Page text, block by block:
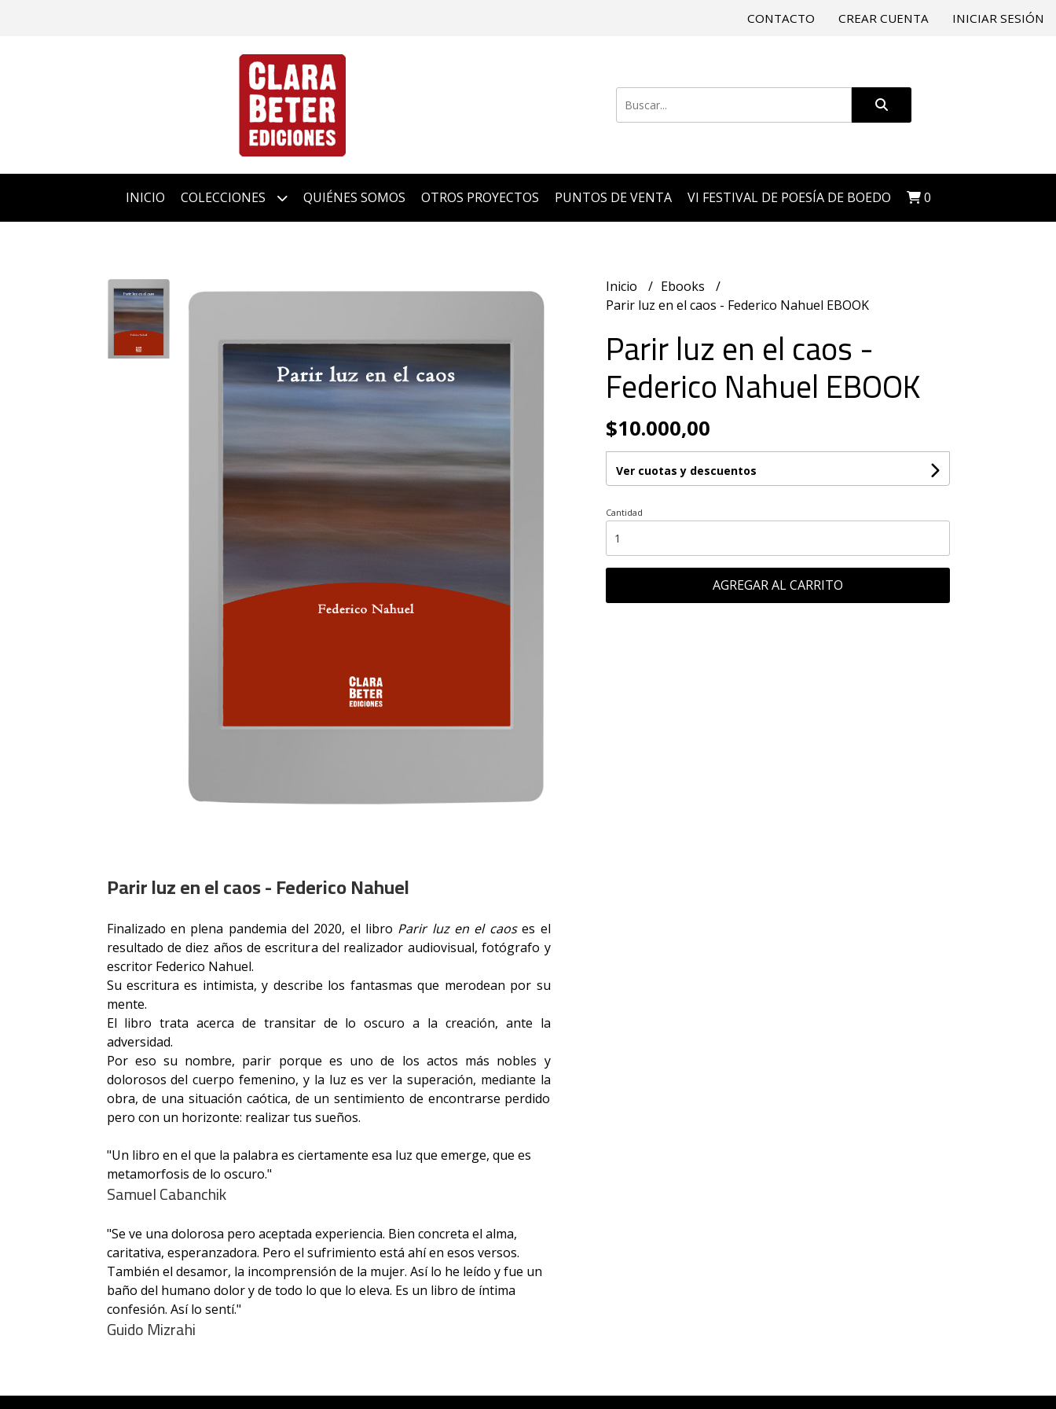
CONTACTO CREAR CUENTA INICIAR SESIÓN
INICIO COLECCIONES QUIÉNES SOMOS OTROS PROYECTOS PUNTOS DE VENTA VI FESTIVAL DE POESÍA DE BOEDO 0
Parir luz en el caos - Federico Nahuel
Finalizado en plena pandemia del 2020, el libro Parir luz en el caoses el
resultado de diez años de escritura del realizador audiovisual, fotógrafo y
escritor Federico Nahuel.
Su escritura es intimista, y describe los fantasmas que merodean por su
mente.
El libro trata acerca de transitar de lo oscuro a la creación, ante la
adversidad.
Por eso su nombre, parir porque es uno de los actos más nobles y
dolorosos del cuerpo femenino, y la luz es ver la superación, mediante la
obra, de una situación caótica, de un sentimiento de encontrarse perdido
pero con un horizonte: realizar tus sueños.
"Un libro en el que la palabra es ciertamente esa luz que emerge, que es
metamorfosis de lo oscuro."
Samuel Cabanchik
"Se ve una dolorosa pero aceptada experiencia. Bien concreta el alma,
caritativa, esperanzadora. Pero el sufrimiento está ahí en esos versos.
También el desamor, la incomprensión de la mujer. Así lo he leído y fue un
baño del humano dolor y de todo lo que lo eleva. Es un libro de íntima
confesión. Así lo sentí."
Guido Mizrahi
Inicio
Ebooks
Parir luz en el caos - Federico Nahuel EBOOK
Parir luz en el caos -
Federico Nahuel EBOOK
$10.000,00
Ver cuotas y descuentos
Cantidad
AGREGAR AL CARRITO